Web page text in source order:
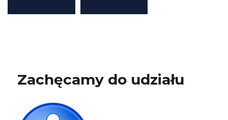
Zachęcamy do udziału